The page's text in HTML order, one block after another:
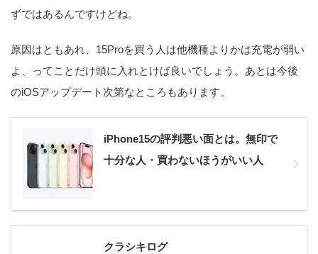
ずではあるんですけどね。
原因はともあれ、15Proを買う人は他機種よりかは充電が弱い
よ、ってことだけ頭に入れとけば良いでしょう。あとは今後
のiOSアップデート次第なところもあります。
iPhone15の評判悪い面とは。無印で
十分な人・買わないほうがいい人
クラシキログ